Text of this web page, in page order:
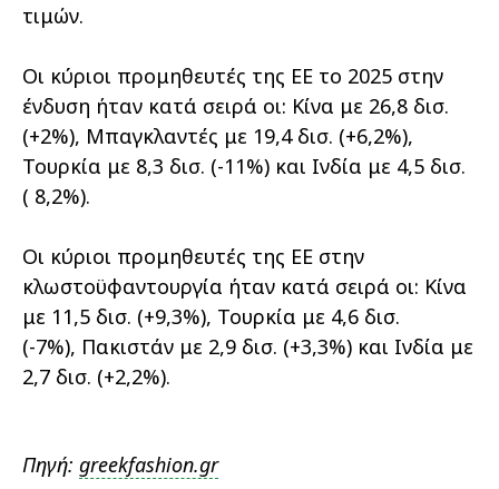
τιμών.
Οι κύριοι προμηθευτές της ΕΕ το 2025 στην
ένδυση ήταν κατά σειρά οι: Κίνα με 26,8 δισ.
(+2%), Μπαγκλαντές με 19,4 δισ. (+6,2%),
Τουρκία με 8,3 δισ. (-11%) και Ινδία με 4,5 δισ.
( 8,2%).
Οι κύριοι προμηθευτές της ΕΕ στην
κλωστοϋφαντουργία ήταν κατά σειρά οι: Κίνα
με 11,5 δισ. (+9,3%), Τουρκία με 4,6 δισ.
(-7%), Πακιστάν με 2,9 δισ. (+3,3%) και Ινδία με
2,7 δισ. (+2,2%).
Πηγή: greekfashion.gr